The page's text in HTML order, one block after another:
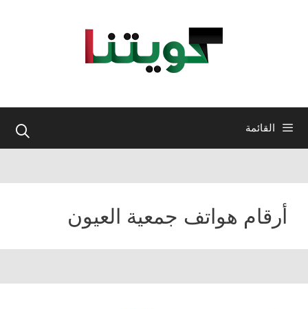
القائمة
أرقام هواتف جمعية العيون